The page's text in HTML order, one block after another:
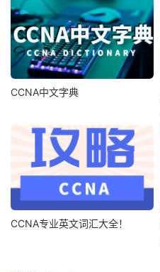
CCNA中文字典
CCNA专业英文词汇大全！